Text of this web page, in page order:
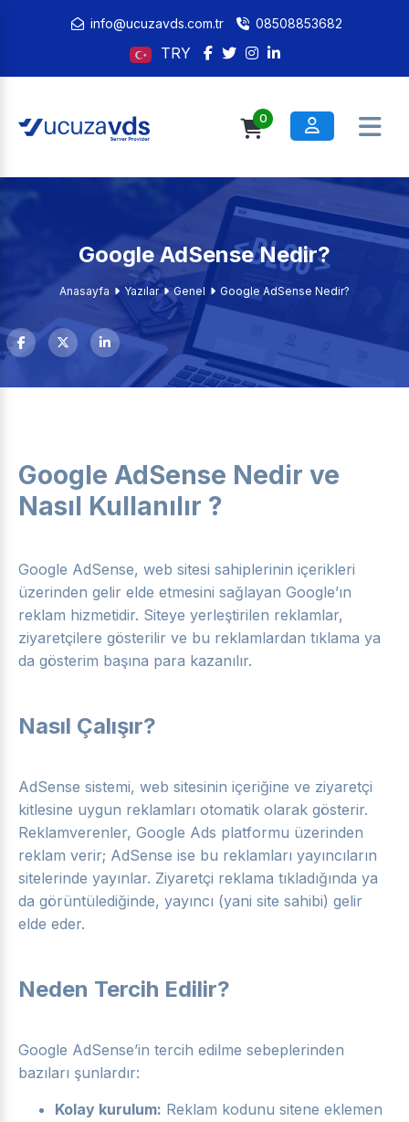
info@ucuzavds.com.tr 08508853682
TRY
0
Google AdSense Nedir?
Anasayfa Yazılar Genel Google AdSense Nedir?
Google AdSense Nedir ve
Nasıl Kullanılır ?
Google AdSense, web sitesi sahiplerinin içerikleri
üzerinden gelir elde etmesini sağlayan Google’ın
reklam hizmetidir. Siteye yerleştirilen reklamlar,
ziyaretçilere gösterilir ve bu reklamlardan tıklama ya
da gösterim başına para kazanılır.
Nasıl Çalışır?
AdSense sistemi, web sitesinin içeriğine ve ziyaretçi
kitlesine uygun reklamları otomatik olarak gösterir.
Reklamverenler, Google Ads platformu üzerinden
reklam verir; AdSense ise bu reklamları yayıncıların
sitelerinde yayınlar. Ziyaretçi reklama tıkladığında ya
da görüntülediğinde, yayıncı (yani site sahibi) gelir
elde eder.
Neden Tercih Edilir?
Google AdSense’in tercih edilme sebeplerinden
bazıları şunlardır:
Kolay kurulum: Reklam kodunu sitene eklemen